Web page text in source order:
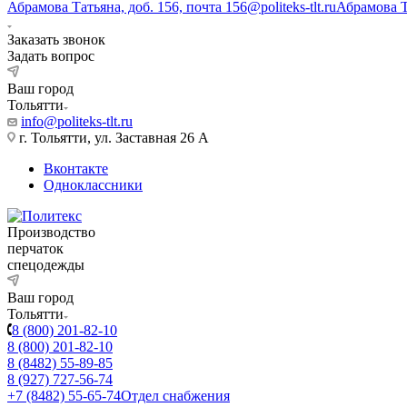
Абрамова Татьяна, доб. 156, почта 156@politeks-tlt.ruАбрамова
Заказать звонок
Задать вопрос
Ваш город
Тольятти
info@politeks-tlt.ru
г. Тольятти, ул. Заставная 26 А
Вконтакте
Одноклассники
Производство
перчаток
спецодежды
Ваш город
Тольятти
8 (800) 201-82-10
8 (800) 201-82-10
8 (8482) 55-89-85
8 (927) 727-56-74
+7 (8482) 55-65-74Отдел снабжения